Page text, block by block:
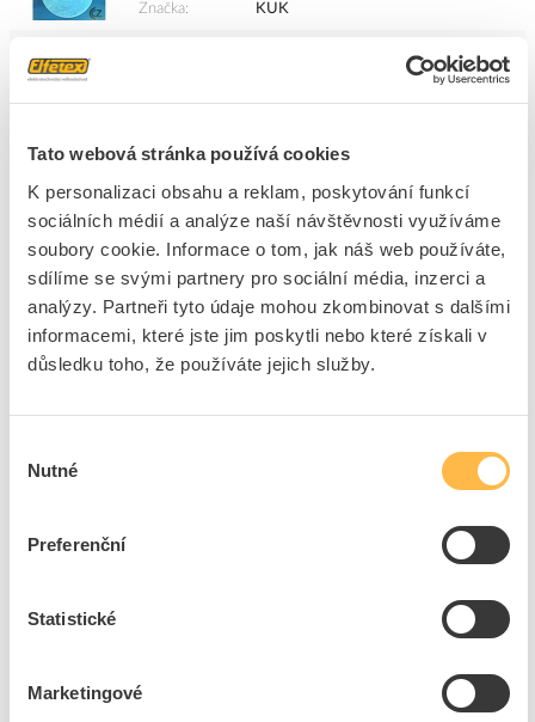
Tato webová stránka používá cookies
K personalizaci obsahu a reklam, poskytování funkcí
sociálních médií a analýze naší návštěvnosti využíváme
soubory cookie. Informace o tom, jak náš web používáte,
sdílíme se svými partnery pro sociální média, inzerci a
analýzy. Partneři tyto údaje mohou zkombinovat s dalšími
informacemi, které jste jim poskytli nebo které získali v
důsledku toho, že používáte jejich služby.
souhlasu
Nutné
Preferenční
Statistické
Marketingové
Značka
KUK
ks
Přidat k porovnání
KUK Spínač KEP 04 časový 12 min.
Kód ELFETEX
10.069.804
EAN
8591952030969
Značka
KUK
336,04 Kč/ks
28 ks